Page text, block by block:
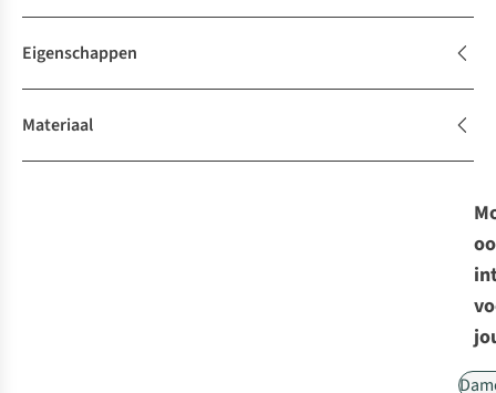
Eigenschappen
Materiaal